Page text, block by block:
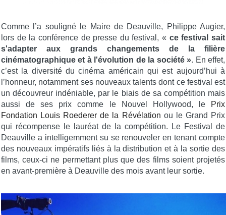
Comme l’a souligné le Maire de Deauville, Philippe Augier,
lors de la conférence de presse du festival, « ce festival sait
s'adapter aux grands changements de la filière
cinématographique et à l'évolution de la société ». En effet,
c’est la diversité du cinéma américain qui est aujourd’hui à
l’honneur, notamment ses nouveaux talents dont ce festival est
un découvreur indéniable, par le biais de sa compétition mais
aussi de ses prix comme le Nouvel Hollywood, le
Prix
Fondation Louis Roederer de la Révélation ou le Grand Prix
qui récompense le lauréat de la compétition. Le Festival de
Deauville a intelligemment su se renouveler en tenant compte
des nouveaux impératifs liés à la distribution et à la sortie des
films, ceux-ci ne permettant plus que des films soient projetés
en avant-première à Deauville des mois avant leur sortie.